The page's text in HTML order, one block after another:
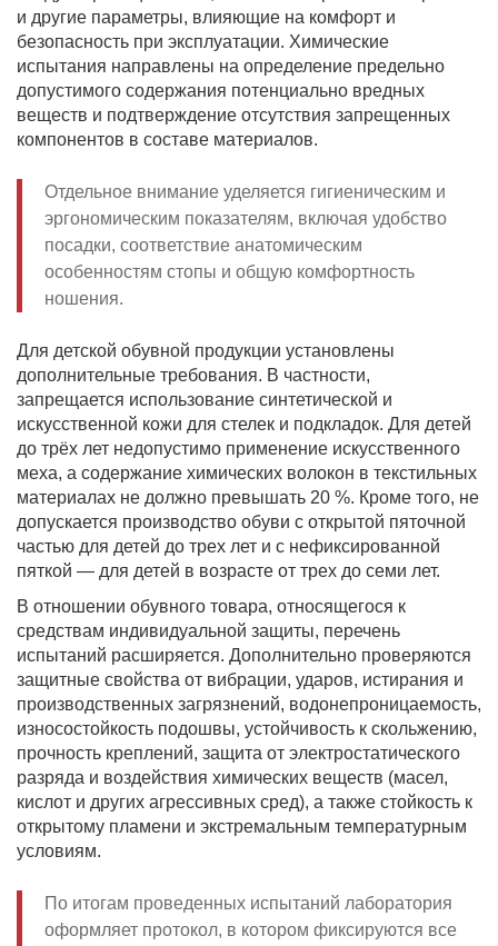
и другие параметры, влияющие на комфорт и
безопасность при эксплуатации. Химические
испытания направлены на определение предельно
допустимого содержания потенциально вредных
веществ и подтверждение отсутствия запрещенных
компонентов в составе материалов.
Отдельное внимание уделяется гигиеническим и
эргономическим показателям, включая удобство
посадки, соответствие анатомическим
особенностям стопы и общую комфортность
ношения.
Для детской обувной продукции установлены
дополнительные требования. В частности,
запрещается использование синтетической и
искусственной кожи для стелек и подкладок. Для детей
до трёх лет недопустимо применение искусственного
меха, а содержание химических волокон в текстильных
материалах не должно превышать 20 %. Кроме того, не
допускается производство обуви с открытой пяточной
частью для детей до трех лет и с нефиксированной
пяткой — для детей в возрасте от трех до семи лет.
В отношении обувного товара, относящегося к
средствам индивидуальной защиты, перечень
испытаний расширяется. Дополнительно проверяются
защитные свойства от вибрации, ударов, истирания и
производственных загрязнений, водонепроницаемость,
износостойкость подошвы, устойчивость к скольжению,
прочность креплений, защита от электростатического
разряда и воздействия химических веществ (масел,
кислот и других агрессивных сред), а также стойкость к
открытому пламени и экстремальным температурным
условиям.
По итогам проведенных испытаний лаборатория
оформляет протокол, в котором фиксируются все